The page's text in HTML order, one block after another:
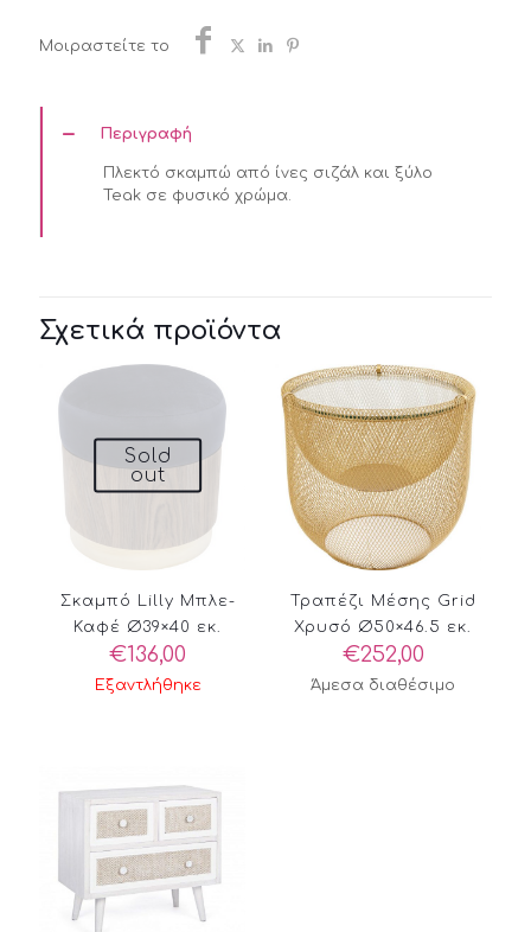
Μοιραστείτε το
Περιγραφή
Πλεκτό σκαμπώ από ίνες σιζάλ και ξύλο
Teak σε φυσικό χρώμα.
Σχετικά προϊόντα
Sold
out
Σκαμπό Lilly Μπλε-
Καφέ Ø39×40 εκ.
€136,00
Εξαντλήθηκε
Τραπέζι Μέσης Grid
Χρυσό Ø50×46.5 εκ.
€252,00
Άμεσα διαθέσιμο